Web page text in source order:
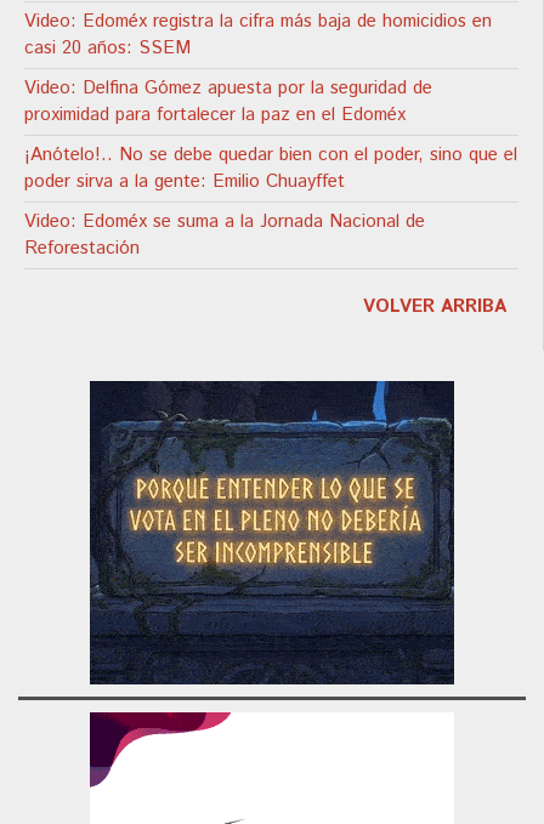
Video: Edoméx registra la cifra más baja de homicidios en
casi 20 años: SSEM
Video: Delfina Gómez apuesta por la seguridad de
proximidad para fortalecer la paz en el Edoméx
¡Anótelo!.. No se debe quedar bien con el poder, sino que el
poder sirva a la gente: Emilio Chuayffet
Video: Edoméx se suma a la Jornada Nacional de
Reforestación
VOLVER ARRIBA